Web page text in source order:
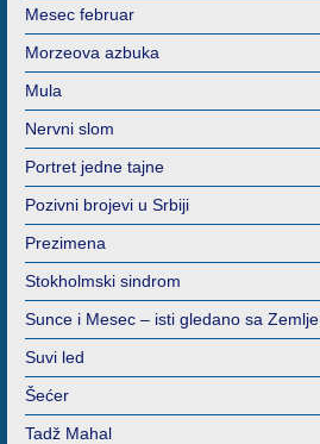
Mesec februar
Morzeova azbuka
Mula
Nervni slom
Portret jedne tajne
Pozivni brojevi u Srbiji
Prezimena
Stokholmski sindrom
Sunce i Mesec – isti gledano sa Zemlje
Suvi led
Šećer
Tadž Mahal